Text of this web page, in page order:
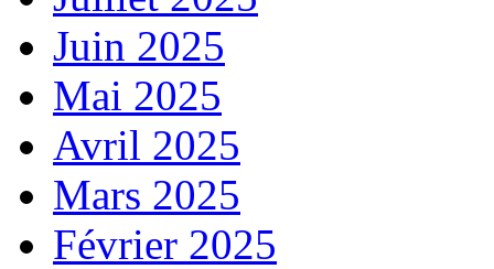
Juin 2025
Mai 2025
Avril 2025
Mars 2025
Février 2025